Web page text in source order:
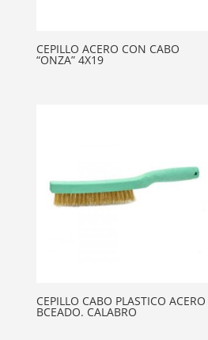
CEPILLO ACERO CON CABO
“ONZA” 4X19
CEPILLO CABO PLASTICO ACERO
BCEADO. CALABRO